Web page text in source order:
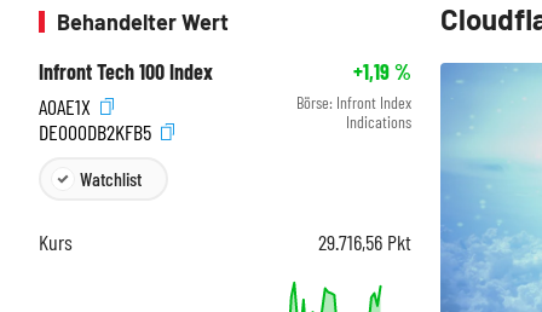
Behandelter Wert
Infront Tech 100 Index
+1,19%
A0AE1X
DE000DB2KFB5
Börse: Infront Index
Indications
Watchlist
Kurs 29.716,56 Pkt